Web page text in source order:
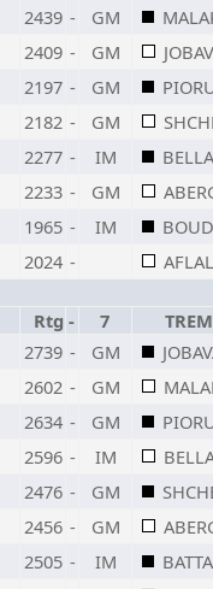
2439 - GM
2409 - GM
2197 - GM
2182 - GM
2277 - IM
2233 - GM
1965 - IM
2024 -
Rtg - 7
2739 - GM
2602 - GM
2634 - GM
2596 - IM
2476 - GM
2456 - GM
2505 - IM